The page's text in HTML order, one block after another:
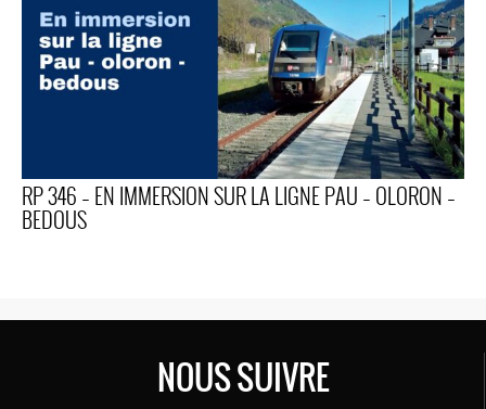
RP 346 – EN IMMERSION SUR LA LIGNE PAU – OLORON –
BEDOUS
NOUS SUIVRE